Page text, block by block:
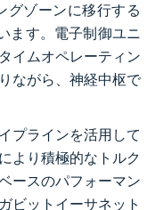
グゾーンに移行する
ます。電子制御ユニ
イムオペレーティン
ながら、神経中枢で
プラインを活用して
より積極的なトルク
ースのパフォーマン
ビットイーサネット